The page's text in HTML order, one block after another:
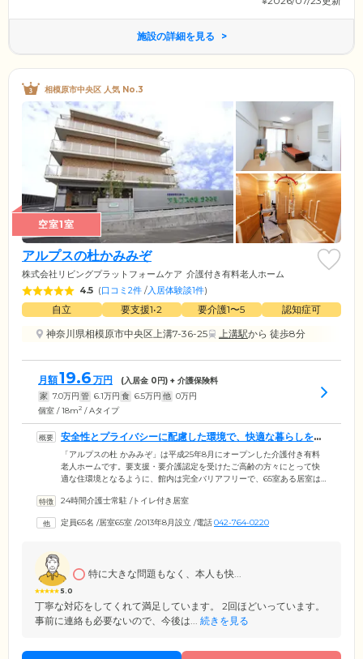
施設の詳細を見る
相模原市中央区 人気 No.3
空室1室
アルプスの杜かみみぞ
株式会社リビングプラットフォームケア 介護付き有料老人ホーム
4.5 (口コミ2件 /入居体験談1件)
自立 要支援1•2 要介護1〜5
認知症可
神奈川県相模原市中央区上溝7-36-25
上溝駅から 徒歩8分
月額19.6 万円 (入居金 0円) + 介護保険料
家 7.0万円 管 6.1万円 食 6.5万円 他 0万円
個室 / 18m2 / Aタイプ
安全性とプライバシーに配慮した環境で、快適な暮らしを送
っていただけます
「アルプスの杜 かみみぞ」は平成25年8月にオープンした介護付き有料
老人ホームです。要支援・要介護認定を受けたご高齢の方々にとって快
適な住環境となるように、館内は完全バリアフリーで、65室ある居室は
スでくつろいでお過ごしいただけます。ご入居のみなさまでお食事をお
には、日光浴を楽しむこともできます。お部屋がある2～3階にはそれぞ
24時間介護士常駐 /トイレ付き居室
定員65名 /居室65室 /2013年8月設立 /電話042-764-0220
5.0
特に大きな問題もなく、本人も快...
丁寧な対応をしてくれて満足しています。 2回ほどいっています。
事前に連絡も必要ないので、今後は... 続きを見る